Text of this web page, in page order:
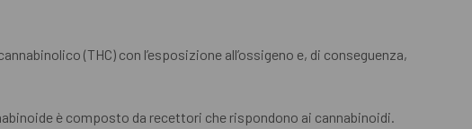
(THC) con l’esposizione all’ossigeno e, di conseguenza,
è composto da recettori che rispondono ai cannabinoidi.